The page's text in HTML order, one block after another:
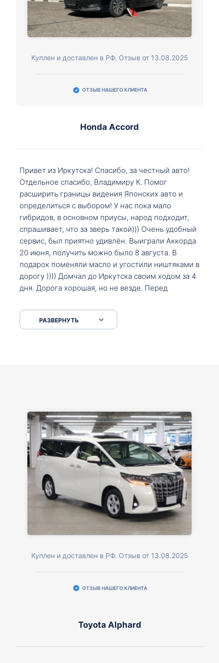
Куплен и доставлен в РФ. Отзыв от 13.08.2025
ОТЗЫВ НАШЕГО КЛИЕНТА
Honda Accord
Привет из Иркутска! Спасибо, за честный авто!
Отдельное спасибо, Владимиру К. Помог
расширить границы видения Японских авто и
определиться с выбором! У нас пока мало
гибридов, в основном приусы, народ подходит,
спрашивает, что за зверь такой))) Очень удобный
сервис, был приятно удивлён. Выиграли Аккорда
20 июня, получить можно было 8 августа. В
подарок поменяли масло и угостили ништяками в
дорогу )))) Домчал до Иркутска своим ходом за 4
дня. Дорога хорошая, но не везде. Перед
серпантинах по пути следования.
РАЗВЕРНУТЬ
Куплен и доставлен в РФ. Отзыв от 13.08.2025
ОТЗЫВ НАШЕГО КЛИЕНТА
Toyota Alphard